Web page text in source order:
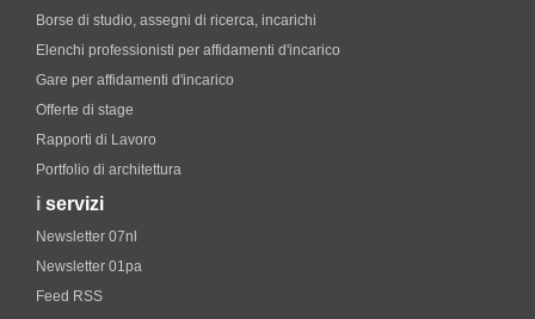
Borse di studio, assegni di ricerca, incarichi
Elenchi professionisti per affidamenti d'incarico
Gare per affidamenti d'incarico
Offerte di stage
Rapporti di Lavoro
Portfolio di architettura
i servizi
Newsletter 07nl
Newsletter 01pa
Feed RSS